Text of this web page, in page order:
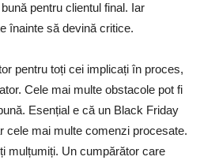
pentru clientul final. Iar
înainte să devină critice.
pentru toți cei implicați în proces,
Cele mai multe obstacole pot fi
Esențial e că un Black Friday
cele mai multe comenzi procesate.
mulțumiți. Un cumpărător care